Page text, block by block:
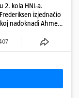
2. kola HNL-a.
izjednačio
nadoknadi Ahmeti